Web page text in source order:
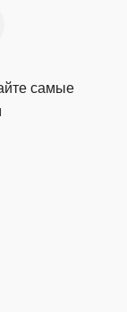
самые